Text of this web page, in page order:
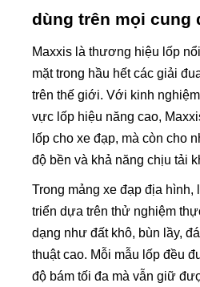
dùng trên mọi cung
Maxxis là thương hiệu lốp
mặt trong hầu hết các giải
trên thế giới. Với kinh
vực lốp hiệu năng cao,
lốp cho xe đạp, mà còn cho
độ bền và khả năng chịu tải
Trong mảng xe đạp địa
triển dựa trên thử nghiệm
dạng như đất khô, bùn lầy,
thuật cao. Mỗi mẫu lốp đều
độ bám tối đa mà vẫn giữ